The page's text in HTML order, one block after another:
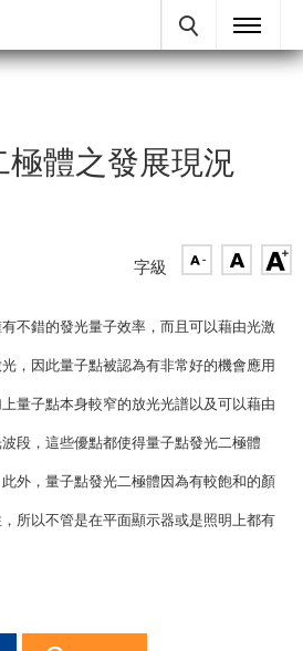
體之發展現況
字級
不錯的發光量子效率，而且可以藉由光激
，因此量子點被認為有非常好的機會應用
量子點本身較窄的放光光譜以及可以藉由
段，這些優點都使得量子點發光二極體
外，量子點發光二極體因為有較飽和的顏
所以不管是在平面顯示器或是照明上都有